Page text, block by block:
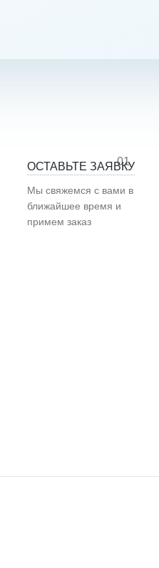
01
ОСТАВЬТЕ ЗАЯВКУ
Мы свяжемся с вами в
ближайшее время и
примем заказ